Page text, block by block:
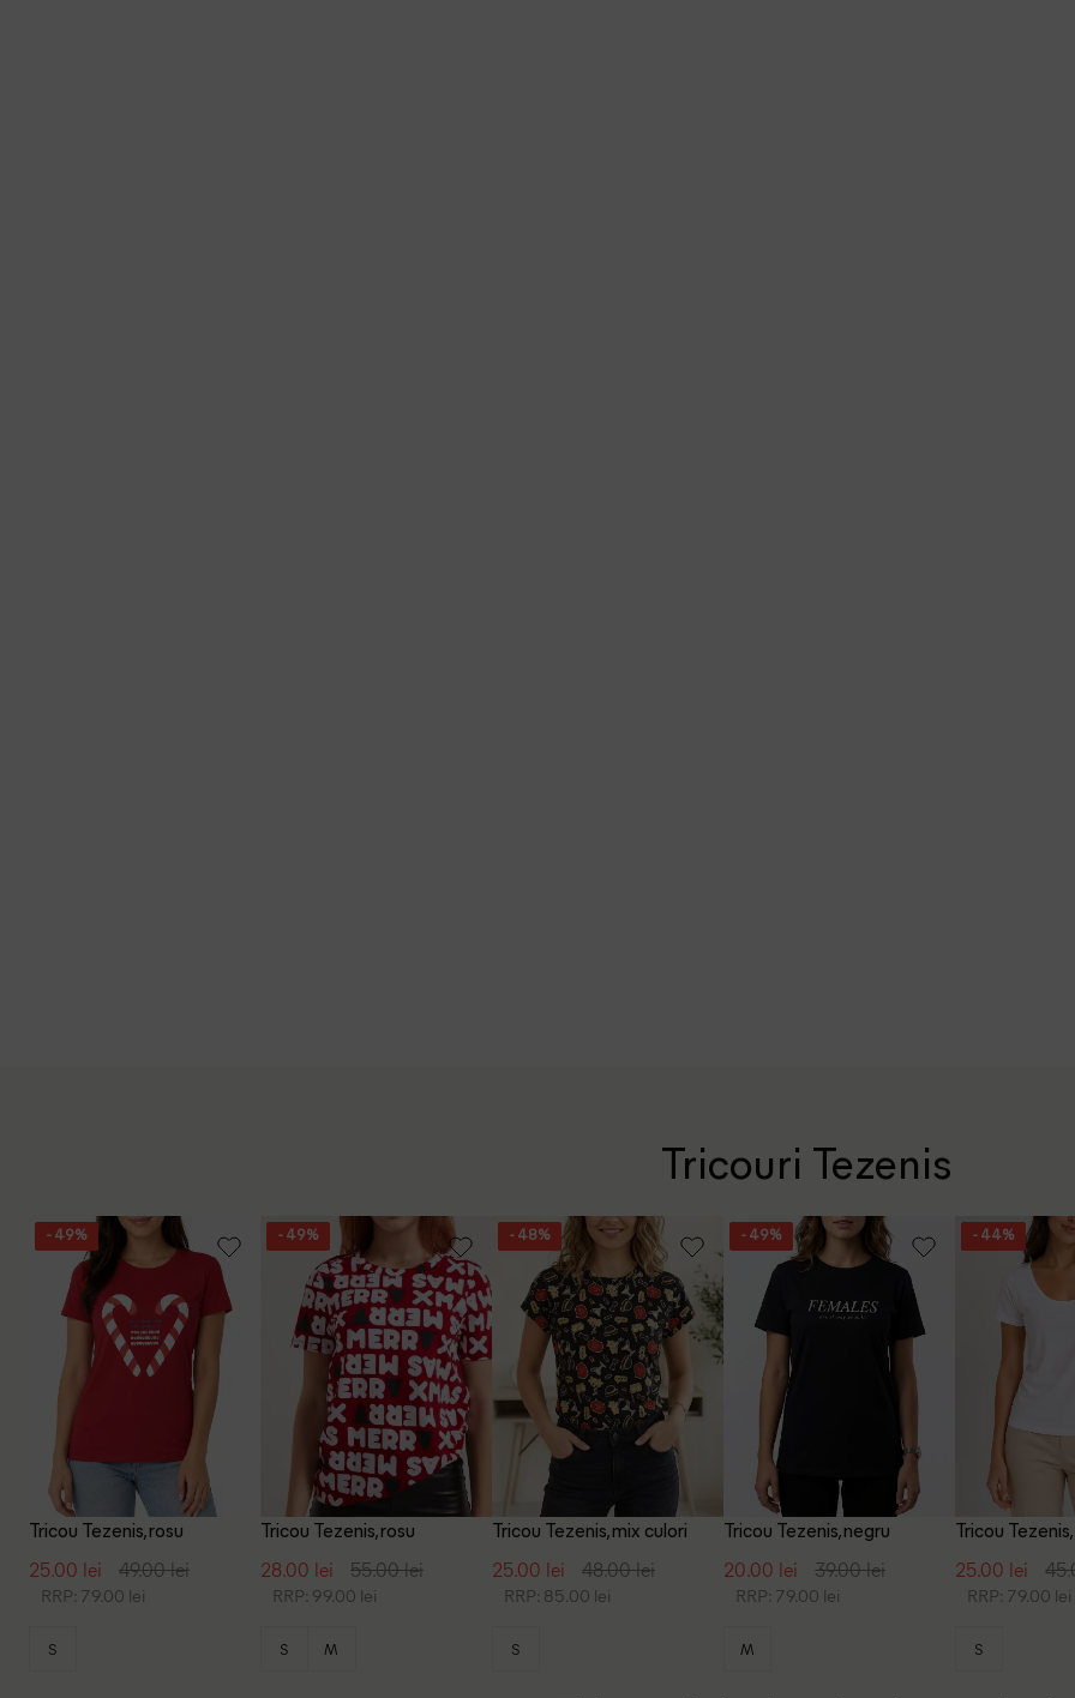
Tricouri Tezenis
- 49%
Tricou Tezenis, rosu
25.00 lei 49.00 lei
RRP: 79.00 lei
S
- 49%
Tricou Tezenis, rosu
28.00 lei 55.00 lei
RRP: 99.00 lei
S M
- 48%
Tricou Tezenis, mix culori
25.00 lei 48.00 lei
RRP: 85.00 lei
S
- 49%
Tricou Tezenis, negru
20.00 lei 39.00 lei
RRP: 79.00 lei
M
- 44%
Tricou
25.00 lei
RRP: 79.00 lei
S